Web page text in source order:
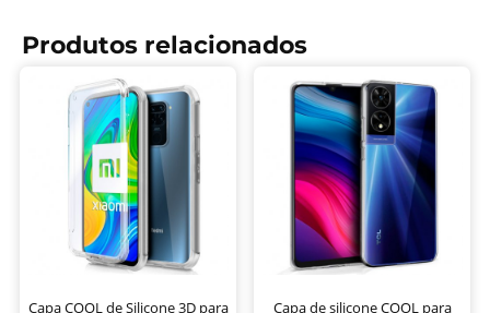
Produtos relacionados
Capa COOL de Silicone 3D para
Capa de silicone COOL para